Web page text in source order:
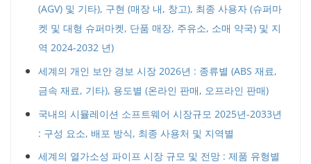
(AGV) 및 기타), 구현 (매장 내, 창고), 최종 사용자 (슈퍼마
켓 및 대형 슈퍼마켓, 단품 매장, 주유소, 소매 약국) 및 지
역 2024-2032 년)
세계의 개인 보안 경보 시장 2026년 : 종류별 (ABS 재료,
금속 재료, 기타), 용도별 (온라인 판매, 오프라인 판매)
국내의 시뮬레이션 소프트웨어 시장규모 2025년-2033년
: 구성 요소, 배포 방식, 최종 사용처 및 지역별
세계의 열가소성 파이프 시장 규모 및 전망 : 제품 유형별